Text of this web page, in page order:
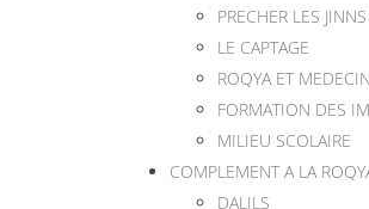
PRECHER LES JINNS
LE CAPTAGE
ROQYA ET
FORMATION DES
MILIEU SCOLAIRE
COMPLEMENT A LA
DALILS